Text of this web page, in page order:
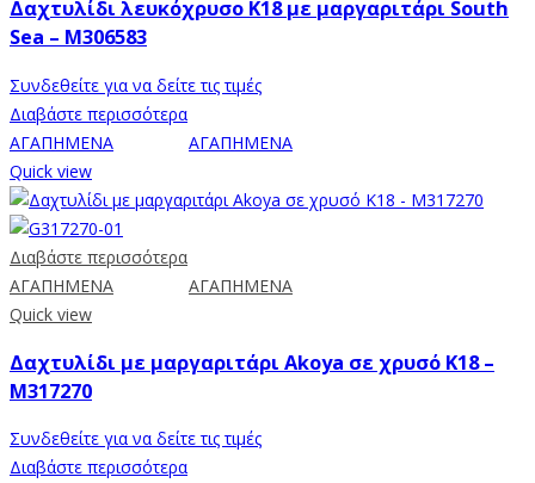
Δαχτυλίδι λευκόχρυσο Κ18 με μαργαριτάρι South
Sea – M306583
Συνδεθείτε για να δείτε τις τιμές
Διαβάστε περισσότερα
ΑΓΑΠΗΜΕΝΑ
ΑΓΑΠΗΜΕΝΑ
Quick view
Διαβάστε περισσότερα
ΑΓΑΠΗΜΕΝΑ
ΑΓΑΠΗΜΕΝΑ
Quick view
Δαχτυλίδι με μαργαριτάρι Akoya σε χρυσό Κ18 –
M317270
Συνδεθείτε για να δείτε τις τιμές
Διαβάστε περισσότερα